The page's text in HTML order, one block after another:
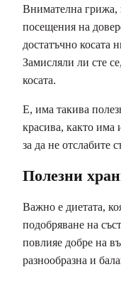
Внимателна грижа,
посещения на
достатъчно косата
Замисляли ли сте
косата.
Е, има такива
красива, както има
за да не отслабите
Полезни
Важно е диетата,
подобряване на
повлияе добре на
разнообразна и